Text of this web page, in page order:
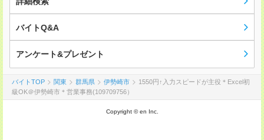
バイトQ&A
アンケート&プレゼント
バイトTOP 関東 群馬県 伊勢崎市
1550円↑入力スピードが主役＊Excel初
級OK＠伊勢崎市＊営業事務(109709756）
Copyright © en Inc.